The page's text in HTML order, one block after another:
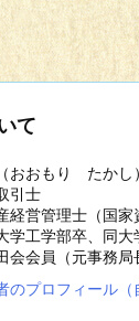
て
おもり たかし）
引士
経営管理士（国家
学工学部卒、同大
会会員（元事務局
のプロフィール（